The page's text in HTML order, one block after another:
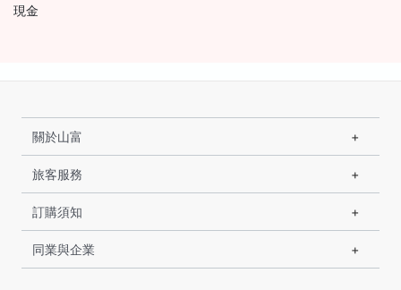
現金
關於山富
旅客服務
訂購須知
同業與企業